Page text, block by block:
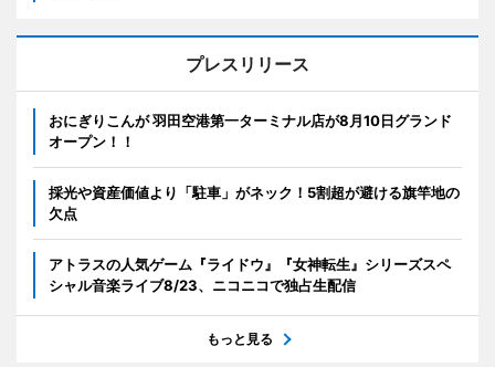
プレスリリース
おにぎりこんが 羽田空港第一ターミナル店が8月10日グランド
オープン！！
採光や資産価値より「駐車」がネック！5割超が避ける旗竿地の
欠点
アトラスの人気ゲーム『ライドウ』『女神転生』シリーズスペ
シャル音楽ライブ8/23、ニコニコで独占生配信
もっと見る